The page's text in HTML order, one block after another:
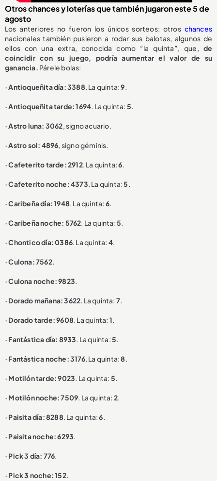
Otros chances y loterías que también jugaron este 5 de
agosto
Los anteriores no fueron los únicos sorteos: otros chances
nacionales también pusieron a rodar sus balotas, algunos de
ellos con una extra, conocida como “la quinta”, que, de
coincidir con su juego, podría aumentar el valor de su
ganancia. Párele bolas:
· Antioqueñita día: 3388. La quinta:9.
· Antioqueñita tarde: 1694. La quinta: 5.
· Astro luna: 3062, signo acuario.
· Astro sol: 4896, signo géminis.
· Cafeterito tarde: 2912. La quinta:6.
· Cafeterito noche: 4373. La quinta:5.
· Caribeña día: 1948. La quinta: 6.
· Caribeña noche: 5762. La quinta:5.
· Chontico día: 0386. La quinta: 4.
· Culona: 7562.
· Culona noche: 9823.
· Dorado mañana: 3622. La quinta: 7.
· Dorado tarde: 9608. La quinta: 1.
· Fantástica día: 8933. La quinta:5.
· Fantástica noche: 3176. La quinta:8.
· Motilón tarde: 9023. La quinta: 5.
· Motilón noche: 7509. La quinta: 2.
· Paisita día: 8288. La quinta:6.
· Paisita noche: 6293.
· Pick 3 día: 776.
· Pick 3 noche: 152.